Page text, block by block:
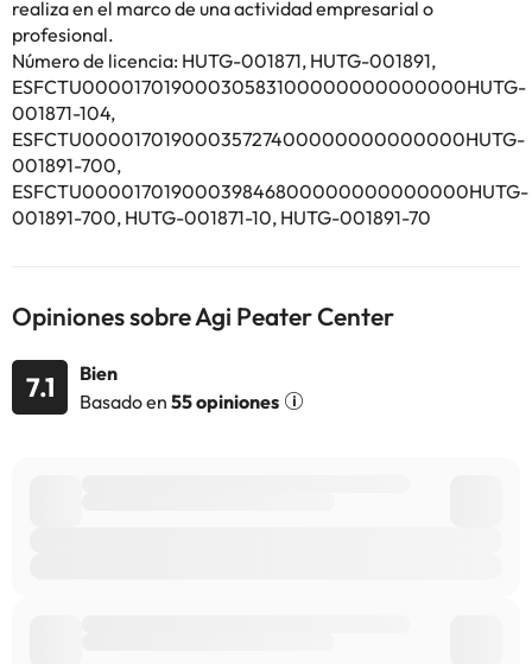
realiza en el marco de una actividad empresarial o
profesional.
Número de licencia: HUTG-001871, HUTG-001891,
ESFCTU00001701900030583100000000000000HUTG-
001871-104,
ESFCTU00001701900035727400000000000000HUTG-
001891-700,
ESFCTU00001701900039846800000000000000HUTG-
001891-700, HUTG-001871-10, HUTG-001891-70
Opiniones sobre Agi Peater Center
7.1
Bien
Basado en 55 opiniones